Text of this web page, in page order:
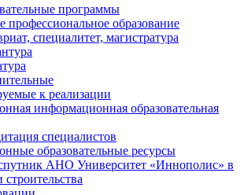
программы
профессиональное образование
специалитет, магистратура
к реализации
информационная образовательная
специалистов
образовательные ресурсы
АНО Университет «Иннополис» в
строительства